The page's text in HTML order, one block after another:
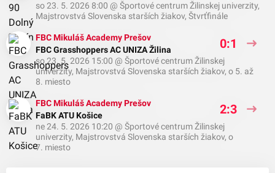
so 23. 5. 2026 8:00 @ Športové centrum Žilinskej univerzity,
Majstrovstvá Slovenska starších žiakov, Štvrťfinále
FBC Mikuláš Academy Prešov
FBC Grasshoppers AC UNIZA Žilina
0:1
so 23. 5. 2026 15:00 @ Športové centrum Žilinskej
univerzity, Majstrovstvá Slovenska starších žiakov, o 5. až
8. miesto
FBC Mikuláš Academy Prešov
FaBK ATU Košice
2:3
ne 24. 5. 2026 10:20 @ Športové centrum Žilinskej
univerzity, Majstrovstvá Slovenska starších žiakov, o
7. miesto